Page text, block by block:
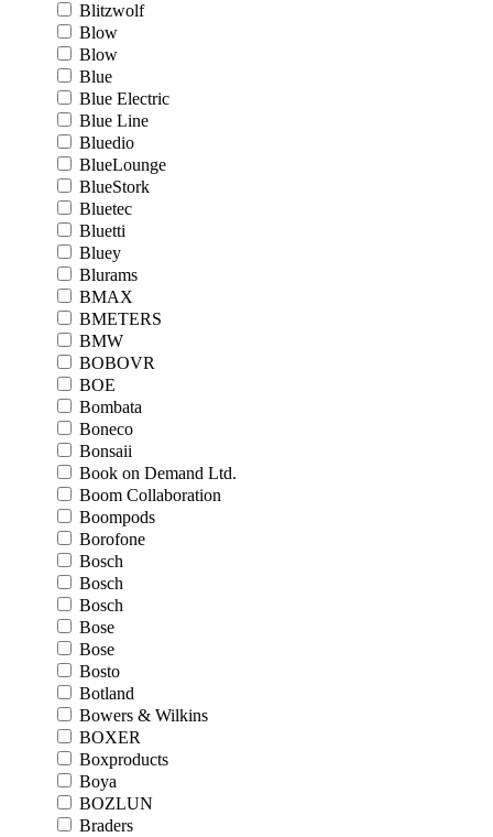
Blitzwolf
Blow
Blow
Blue
Blue Electric
Blue Line
Bluedio
BlueLounge
BlueStork
Bluetec
Bluetti
Bluey
Blurams
BMAX
BMETERS
BMW
BOBOVR
BOE
Bombata
Boneco
Bonsaii
Book on Demand Ltd.
Boom Collaboration
Boompods
Borofone
Bosch
Bosch
Bosch
Bose
Bose
Bosto
Botland
Bowers & Wilkins
BOXER
Boxproducts
Boya
BOZLUN
Braders